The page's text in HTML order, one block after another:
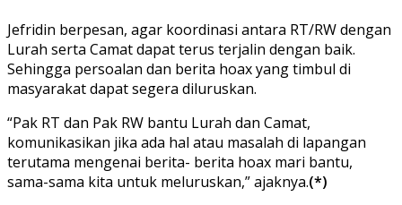
Jefridin berpesan, agar koordinasi antara RT/RW dengan
Lurah serta Camat dapat terus terjalin dengan baik.
Sehingga persoalan dan berita hoax yang timbul di
masyarakat dapat segera diluruskan.
“Pak RT dan Pak RW bantu Lurah dan Camat,
komunikasikan jika ada hal atau masalah di lapangan
terutama mengenai berita- berita hoax mari bantu,
sama-sama kita untuk meluruskan,” ajaknya.(*)